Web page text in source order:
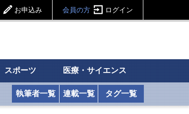
お申込み 会員の方 ログイン
スポーツ 医療・サイエンス
執筆者一覧 連載一覧 タグ一覧